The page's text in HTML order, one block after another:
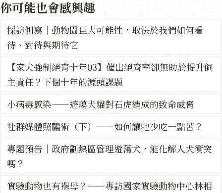
你可能也會感興趣
採訪側寫｜動物園巨大可能性，取決於我們如何看
待、對待與期待它
【家犬強制絕育十年03】催出絕育率卻無助於提升飼
主責任？下個十年的源頭課題
小病毒感染——遊蕩犬貓對石虎造成的致命威脅
社群媒體照騙術（下）——如何讓牠少吃一點苦？
專題預告｜政府劃熱區管理遊蕩犬，能化解人犬衝突
嗎？
實驗動物也有褓母？——專訪國家實驗動物中心林相